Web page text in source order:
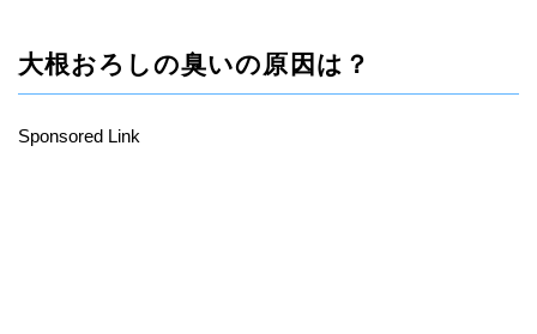
大根おろしの臭いの原因は？
Sponsored Link